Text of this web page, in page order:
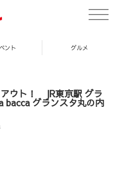
toggle
グルメ スポット
ウト！ JR東京駅 グラ
bacca グランスタ丸の内